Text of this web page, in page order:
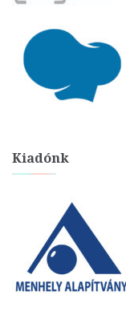
Kiadónk